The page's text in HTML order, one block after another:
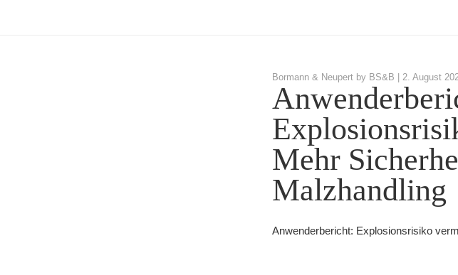
Bormann & Neupert by BS&B | 2. August
Mehr
Malzhandling
Anwenderbericht: Explosionsrisiko